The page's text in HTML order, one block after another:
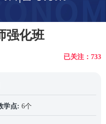
强化班
已关注：733
学点: 6个